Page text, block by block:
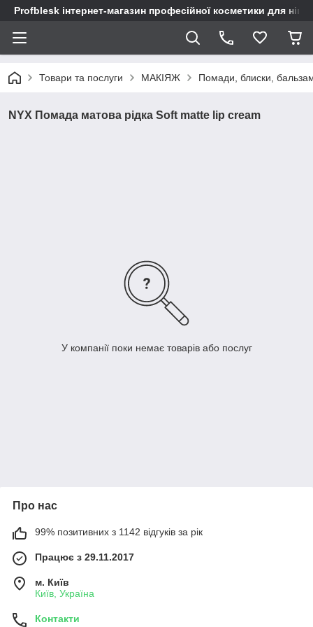
Profblesk інтернет-магазин професійної косметики для
Товари та послуги МАКІЯЖ Помади, блиски,
NYX Помада матова рідка Soft matte lip cream
У компанії поки немає товарів або послуг
Про нас
99% позитивних з 1142 відгуків за рік
Працює з 29.11.2017
м. Київ
Київ, Україна
Контакти